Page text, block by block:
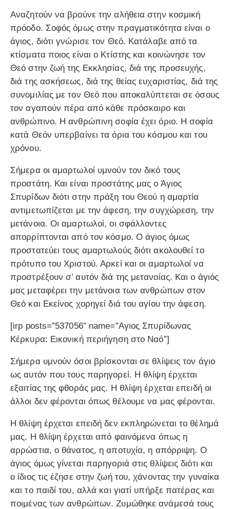
Αναζητούν να βρούνε την αλήθεια στην κοσμική
πρόοδο. Σοφός όμως στην πραγματικότητα είναι ο
άγιος, διότι γνώρισε τον Θεό. Κατάλαβε από τα
κτίσματα ποιος είναι ο Κτίστης και κοινώνησε τον
Θεό στην ζωή της Εκκλησίας, διά της προσευχής,
διά της ασκήσεως, διά της θείας ευχαριστίας, διά της
συνομιλίας με τον Θεό που αποκαλύπτεται σε όσους
τον αγαπούν πέρα από κάθε πρόσκαιρο και
ανθρώπινο. Η ανθρώπινη σοφία έχει όριο. Η σοφία
κατά Θεόν υπερβαίνει τα όρια του κόσμου και του
χρόνου.
Σήμερα οι αμαρτωλοί υμνούν τον δικό τους
προστάτη. Και είναι προστάτης μας ο Άγιος
Σπυρίδων διότι στην πράξη του Θεού η αμαρτία
αντιμετωπίζεται με την άφεση, την συγχώρεση, την
μετάνοια. Οι αμαρτωλοί, οι σφάλλοντες
απορρίπτονται από τον κόσμο. Ο άγιος όμως
προστατεύει τους αμαρτωλούς διότι ακολουθεί το
πρότυπο του Χριστού. Αρκεί και οι αμαρτωλοί να
προστρέξουν σ’ αυτόν διά της μετανοίας. Και ο άγιός
μας μεταφέρει την μετάνοια των ανθρώπων στον
Θεό και Εκείνος χορηγεί διά του αγίου την άφεση.
[irp posts=”537056″ name=”Αγιος Σπυρίδωνας
Κέρκυρα: Εικονική περιήγηση στο Ναό”]
Σήμερα υμνούν όσοι βρίσκονται σε θλίψεις τον άγιο
ως αυτόν που τους παρηγορεί. Η θλίψη έρχεται
εξαιτίας της φθοράς μας. Η θλίψη έρχεται επειδή οι
άλλοι δεν φέρονται όπως θέλουμε να μας φέρονται.
Η θλίψη έρχεται επειδή δεν εκπληρώνεται το θέλημά
μας. Η θλίψη έρχεται από φαινόμενα όπως η
αρρώστια, ο θάνατος, η αποτυχία, η απόρριψη. Ο
άγιος όμως γίνεται παρηγοριά στις θλίψεις διότι και
ο ίδιος τις έζησε στην ζωή του, χάνοντας την γυναίκα
και το παιδί του, αλλά και γιατί υπήρξε πατέρας και
ποιμένας των ανθρώπων. Ζυμώθηκε ανάμεσά τους